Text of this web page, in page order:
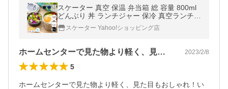
スケーター 真空 保温 弁当箱 総 容量 800ml
どんぶり 丼 ランチジャー 保冷 真空ランチボ
ックス 保温ジャー ステンレス
スケーター Yahoo!ショッピング店
ホームセンターで見た物より軽く、見た目… 2023/2/8
5
ホームセンターで見た物より軽く、見た目もおしゃれ！い